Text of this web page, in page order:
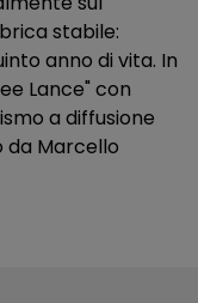
stabile:
anno di vita. In
Lance" con
a diffusione
da Marcello